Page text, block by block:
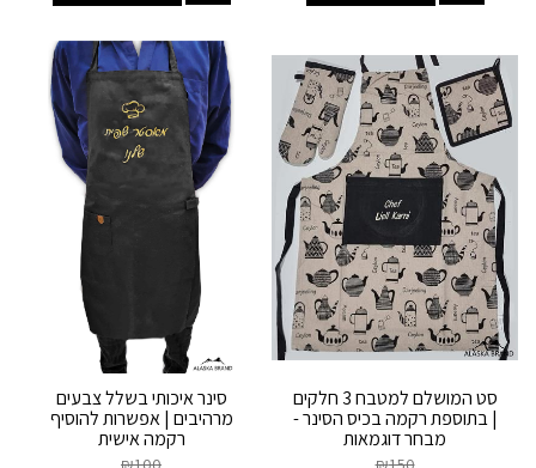
סט המושלם למטבח 3 חלקים
| בתוספת רקמה בכיס הסינר -
מבחר דוגמאות
סינר איכותי בשלל צבעים
מרהיבים | אפשרות להוסיף
רקמה אישית